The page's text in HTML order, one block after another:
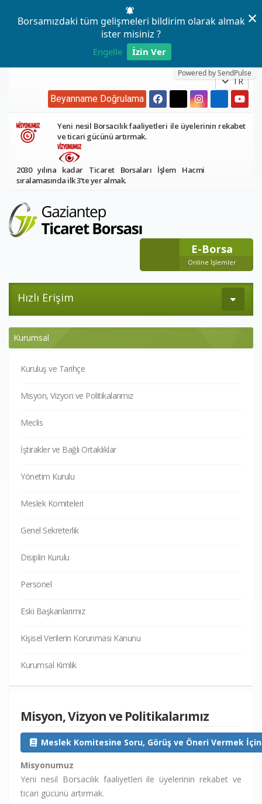
Borsamızdaki tüm gelişmeleri bildirim olarak almak
ister misiniz ?
Engelle İzin Ver
Powered by SendPulse
×
TR
Beyanname Doğrulama
Yeni nesil Borsacılık faaliyetleri ile üyelerinin rekabet
ve ticari gücünü artırmak.
2030 yılına kadar Ticaret Borsaları İşlem Hacmi
sıralamasında ilk 3’te yer almak.
E-Borsa
Online İşlemler
Hızlı Erişim
Kurumsal
Kuruluş ve Tarihçe
Misyon, Vizyon ve Politikalarımız
Meclis
İştirakler ve Bağlı Ortaklıklar
Yönetim Kurulu
Meslek Komiteleri
Genel Sekreterlik
Disiplin Kurulu
Personel
Eski Başkanlarımız
Kişisel Verilerin Korunması Kanunu
Kurumsal Kimlik
Misyon, Vizyon ve Politikalarımız
Meslek Komitesine Soru, Görüş ve Öneri Vermek İçin
Misyonumuz
Yeni nesil Borsacılık faaliyetleri ile üyelerinin rekabet ve
ticari gücünü artırmak.